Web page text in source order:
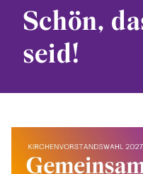
Schön,
seid!